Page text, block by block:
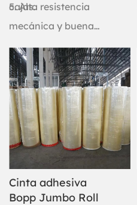
cajas.
5. Alta resistencia
mecánica y buena
resistencia al impacto.
Cinta adhesiva
Bopp Jumbo Roll